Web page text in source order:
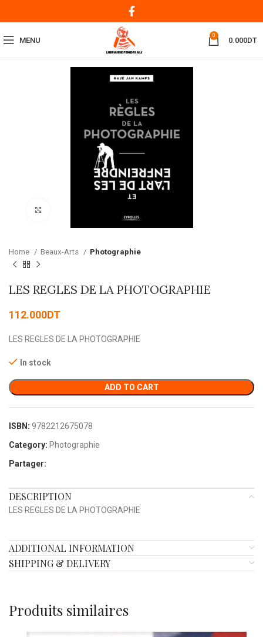
MENU
0
0.000DT
Home Beaux-Arts Photographie
LES REGLES DE LA PHOTOGRAPHIE
112.000DT
LES REGLES DE LA PHOTOGRAPHIE
In stock
ADD TO CART
ISBN: 9782212675078
Category: Photographie
Partager:
DESCRIPTION
LES REGLES DE LA PHOTOGRAPHIE
ADDITIONAL INFORMATION
SHIPPING & DELIVERY
Produits similaires